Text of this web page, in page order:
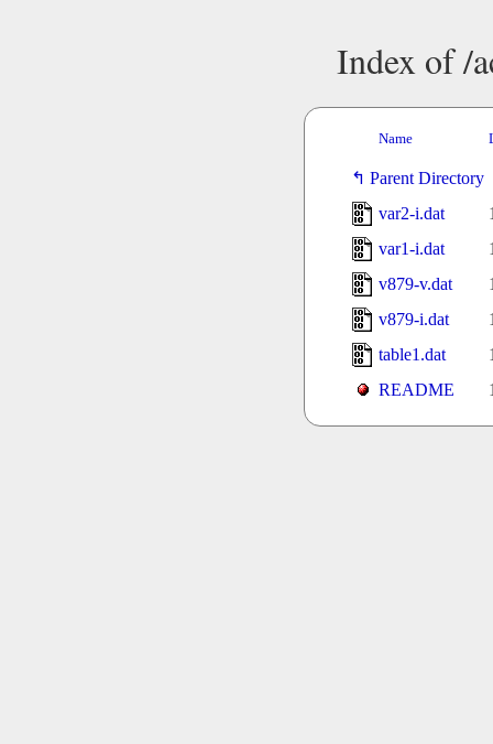
Index of /
Name
Parent Directory
var2-i.dat
var1-i.dat
v879-v.dat
v879-i.dat
table1.dat
README